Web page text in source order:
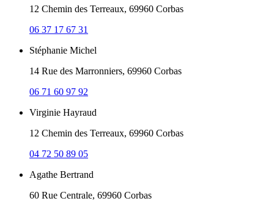
12 Chemin des Terreaux, 69960 Corbas
06 37 17 67 31
Stéphanie Michel
14 Rue des Marronniers, 69960 Corbas
06 71 60 97 92
Virginie Hayraud
12 Chemin des Terreaux, 69960 Corbas
04 72 50 89 05
Agathe Bertrand
60 Rue Centrale, 69960 Corbas